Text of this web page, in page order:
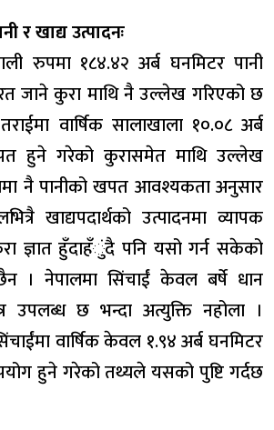
र खाद्य उत्पादनः
रुपमा १८४.४२ अर्ब घनमिटर पानी
जाने कुरा माथि नै उल्लेख गरिएको छ
वार्षिक सालाखाला १०.०८ अर्ब
हुने गरेको कुरासमेत माथि उल्लेख
नै पानीको खपत आवश्यकता अनुसार
खाद्यपदार्थको उत्पादनमा व्यापक
ज्ञात हुँदाहँुंदै पनि यसो गर्न सकेको
। नेपालमा सिंचाईं केवल बर्षे धान
उपलब्ध छ भन्दा अत्युक्ति नहोला ।
वार्षिक केवल १.९४ अर्ब घनमिटर
हुने गरेको तथ्यले यसको पुष्टि गर्दछ